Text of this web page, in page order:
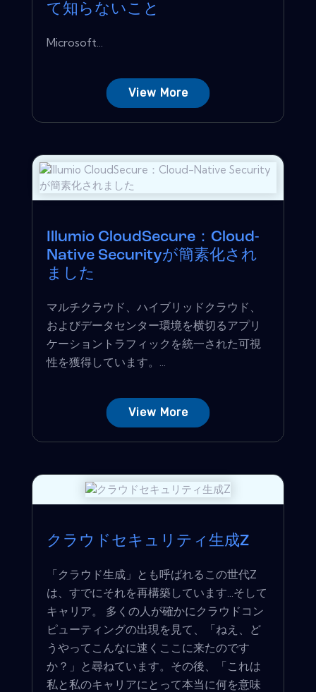
て知らないこと
Microsoft...
View More
Illumio CloudSecure：Cloud-
Native Securityが簡素化され
ました
マルチクラウド、ハイブリッドクラウド、
およびデータセンター環境を横切るアプリ
ケーショントラフィックを統一された可視
性を獲得しています。...
View More
クラウドセキュリティ生成Z
「クラウド生成」とも呼ばれるこの世代Z
は、すでにそれを再構築しています...そして
キャリア。 多くの人が確かにクラウドコン
ピューティングの出現を見て、「ねえ、ど
うやってこんなに速くここに来たのです
か？」と尋ねています。その後、「これは
私と私のキャリアにとって本当に何を意味